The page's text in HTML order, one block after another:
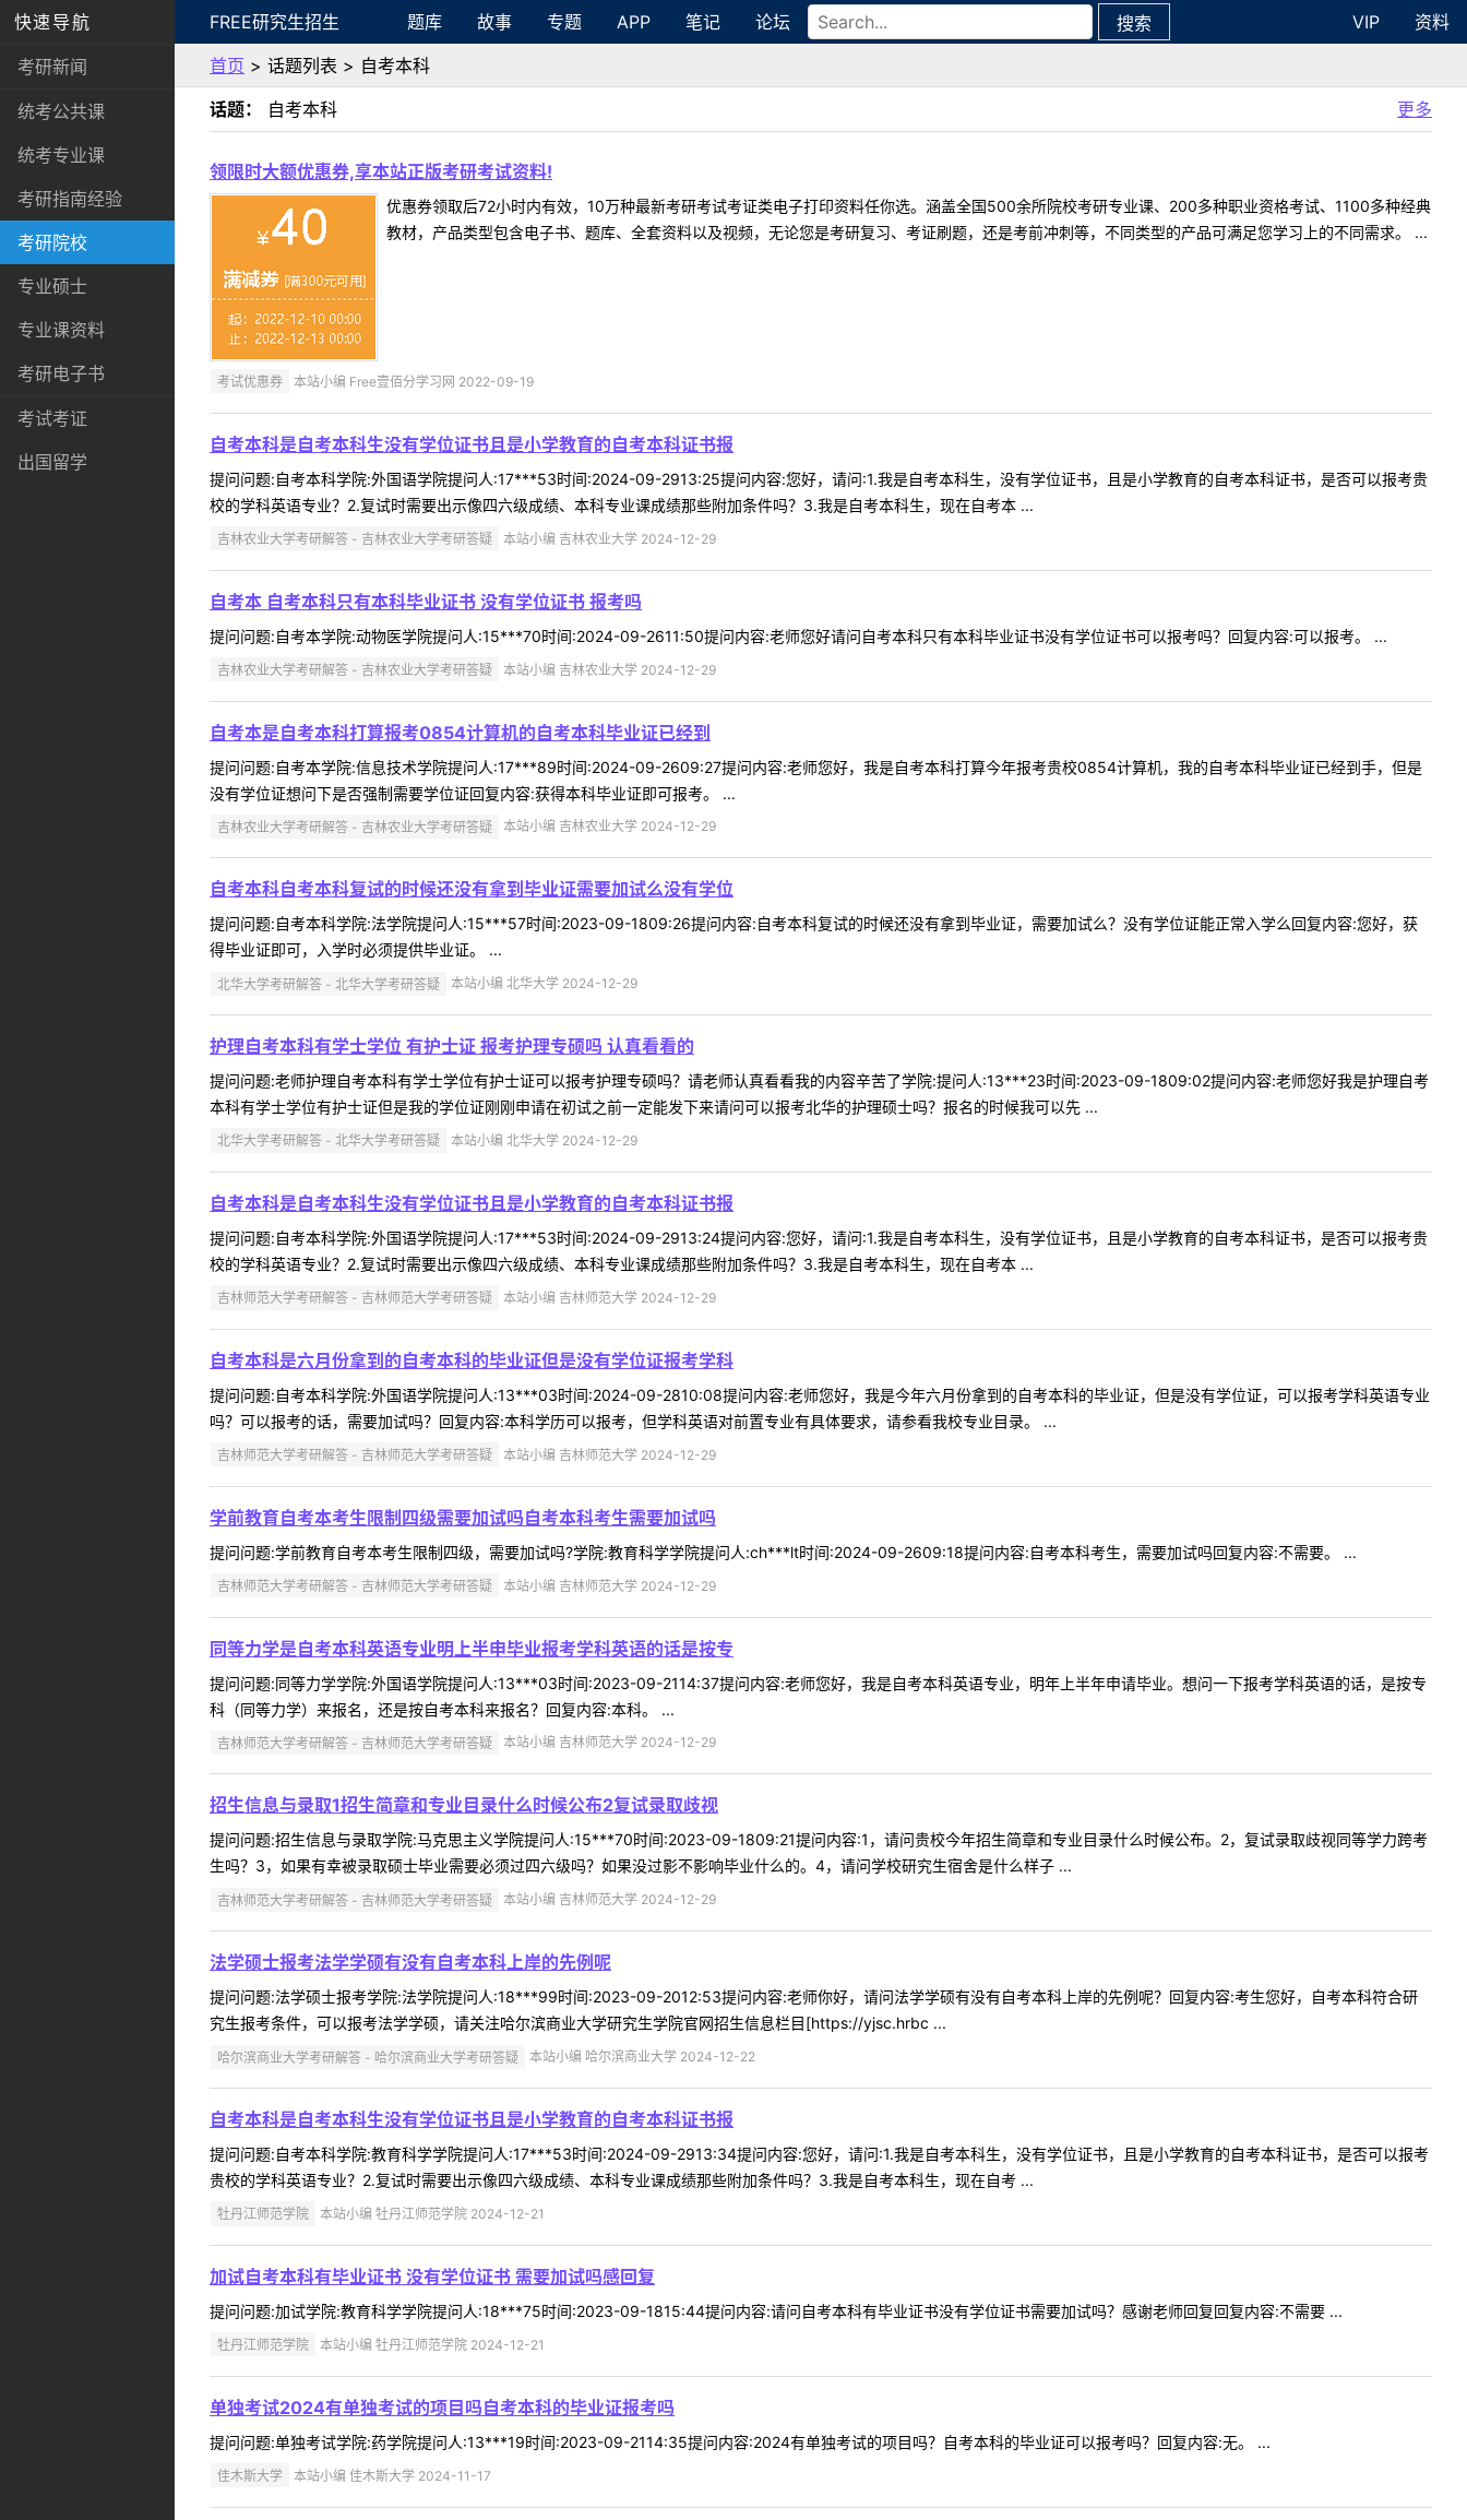
快速导航
考研新闻
统考公共课
统考专业课
考研指南经验
考研院校
专业硕士
专业课资料
考研电子书
考试考证
出国留学
FREE研究生招生 题库 故事 专题 APP 笔记 论坛 搜索 VIP
资料
首页 > 话题列表 > 自考本科
话题：
自考本科 更多
领限时大额优惠券,享本站正版考研考试资料!
优惠券领取后72小时内有效，10万种最新考研考试考证类电子打印资料任你选。涵盖全国500余所院校考研专业课、200多种职业资格考试、1100多种经典
教材，产品类型包含电子书、题库、全套资料以及视频，无论您是考研复习、考证刷题，还是考前冲刺等，不同类型的产品可满足您学习上的不同需求。 ...
考试优惠券 本站小编 Free壹佰分学习网 2022-09-19
自考本科是自考本科生没有学位证书且是小学教育的自考本科证书报
提问问题:自考本科学院:外国语学院提问人:17***53时间:2024-09-2913:25提问内容:您好，请问:1.我是自考本科生，没有学位证书，且是小学教育的自考本科证书，是否可以报考贵
校的学科英语专业？2.复试时需要出示像四六级成绩、本科专业课成绩那些附加条件吗？3.我是自考本科生，现在自考本 ...
吉林农业大学考研解答 - 吉林农业大学考研答疑 本站小编 吉林农业大学 2024-12-29
自考本 自考本科只有本科毕业证书 没有学位证书 报考吗
提问问题:自考本学院:动物医学院提问人:15***70时间:2024-09-2611:50提问内容:老师您好请问自考本科只有本科毕业证书没有学位证书可以报考吗？回复内容:可以报考。 ...
吉林农业大学考研解答 - 吉林农业大学考研答疑 本站小编 吉林农业大学 2024-12-29
自考本是自考本科打算报考0854计算机的自考本科毕业证已经到
提问问题:自考本学院:信息技术学院提问人:17***89时间:2024-09-2609:27提问内容:老师您好，我是自考本科打算今年报考贵校0854计算机，我的自考本科毕业证已经到手，但是
没有学位证想问下是否强制需要学位证回复内容:获得本科毕业证即可报考。 ...
吉林农业大学考研解答 - 吉林农业大学考研答疑 本站小编 吉林农业大学 2024-12-29
自考本科自考本科复试的时候还没有拿到毕业证需要加试么没有学位
提问问题:自考本科学院:法学院提问人:15***57时间:2023-09-1809:26提问内容:自考本科复试的时候还没有拿到毕业证，需要加试么？没有学位证能正常入学么回复内容:您好，获
得毕业证即可，入学时必须提供毕业证。 ...
北华大学考研解答 - 北华大学考研答疑 本站小编 北华大学 2024-12-29
护理自考本科有学士学位 有护士证 报考护理专硕吗 认真看看的
提问问题:老师护理自考本科有学士学位有护士证可以报考护理专硕吗？请老师认真看看我的内容辛苦了学院:提问人:13***23时间:2023-09-1809:02提问内容:老师您好我是护理自考
本科有学士学位有护士证但是我的学位证刚刚申请在初试之前一定能发下来请问可以报考北华的护理硕士吗？报名的时候我可以先 ...
北华大学考研解答 - 北华大学考研答疑 本站小编 北华大学 2024-12-29
自考本科是自考本科生没有学位证书且是小学教育的自考本科证书报
提问问题:自考本科学院:外国语学院提问人:17***53时间:2024-09-2913:24提问内容:您好，请问:1.我是自考本科生，没有学位证书，且是小学教育的自考本科证书，是否可以报考贵
校的学科英语专业？2.复试时需要出示像四六级成绩、本科专业课成绩那些附加条件吗？3.我是自考本科生，现在自考本 ...
吉林师范大学考研解答 - 吉林师范大学考研答疑 本站小编 吉林师范大学 2024-12-29
自考本科是六月份拿到的自考本科的毕业证但是没有学位证报考学科
提问问题:自考本科学院:外国语学院提问人:13***03时间:2024-09-2810:08提问内容:老师您好，我是今年六月份拿到的自考本科的毕业证，但是没有学位证，可以报考学科英语专业
吗？可以报考的话，需要加试吗？回复内容:本科学历可以报考，但学科英语对前置专业有具体要求，请参看我校专业目录。 ...
吉林师范大学考研解答 - 吉林师范大学考研答疑 本站小编 吉林师范大学 2024-12-29
学前教育自考本考生限制四级需要加试吗自考本科考生需要加试吗
提问问题:学前教育自考本考生限制四级，需要加试吗?学院:教育科学学院提问人:ch***lt时间:2024-09-2609:18提问内容:自考本科考生，需要加试吗回复内容:不需要。 ...
吉林师范大学考研解答 - 吉林师范大学考研答疑 本站小编 吉林师范大学 2024-12-29
同等力学是自考本科英语专业明上半申毕业报考学科英语的话是按专
提问问题:同等力学学院:外国语学院提问人:13***03时间:2023-09-2114:37提问内容:老师您好，我是自考本科英语专业，明年上半年申请毕业。想问一下报考学科英语的话，是按专
科（同等力学）来报名，还是按自考本科来报名？回复内容:本科。 ...
吉林师范大学考研解答 - 吉林师范大学考研答疑 本站小编 吉林师范大学 2024-12-29
招生信息与录取1招生简章和专业目录什么时候公布2复试录取歧视
提问问题:招生信息与录取学院:马克思主义学院提问人:15***70时间:2023-09-1809:21提问内容:1，请问贵校今年招生简章和专业目录什么时候公布。2，复试录取歧视同等学力跨考
生吗？3，如果有幸被录取硕士毕业需要必须过四六级吗？如果没过影不影响毕业什么的。4，请问学校研究生宿舍是什么样子 ...
吉林师范大学考研解答 - 吉林师范大学考研答疑 本站小编 吉林师范大学 2024-12-29
法学硕士报考法学学硕有没有自考本科上岸的先例呢
提问问题:法学硕士报考学院:法学院提问人:18***99时间:2023-09-2012:53提问内容:老师你好，请问法学学硕有没有自考本科上岸的先例呢？回复内容:考生您好，自考本科符合研
究生报考条件，可以报考法学学硕，请关注哈尔滨商业大学研究生学院官网招生信息栏目[https://yjsc.hrbc ...
哈尔滨商业大学考研解答 - 哈尔滨商业大学考研答疑 本站小编 哈尔滨商业大学 2024-12-22
自考本科是自考本科生没有学位证书且是小学教育的自考本科证书报
提问问题:自考本科学院:教育科学学院提问人:17***53时间:2024-09-2913:34提问内容:您好，请问:1.我是自考本科生，没有学位证书，且是小学教育的自考本科证书，是否可以报考
贵校的学科英语专业？2.复试时需要出示像四六级成绩、本科专业课成绩那些附加条件吗？3.我是自考本科生，现在自考 ...
牡丹江师范学院 本站小编 牡丹江师范学院 2024-12-21
加试自考本科有毕业证书 没有学位证书 需要加试吗感回复
提问问题:加试学院:教育科学学院提问人:18***75时间:2023-09-1815:44提问内容:请问自考本科有毕业证书没有学位证书需要加试吗？感谢老师回复回复内容:不需要 ...
牡丹江师范学院 本站小编 牡丹江师范学院 2024-12-21
单独考试2024有单独考试的项目吗自考本科的毕业证报考吗
提问问题:单独考试学院:药学院提问人:13***19时间:2023-09-2114:35提问内容:2024有单独考试的项目吗？自考本科的毕业证可以报考吗？回复内容:无。 ...
佳木斯大学 本站小编 佳木斯大学 2024-11-17